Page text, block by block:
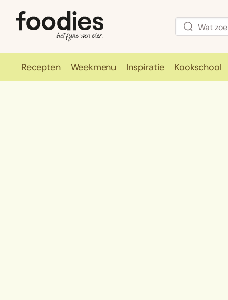
Recepten Weekmenu Inspiratie Kookschool